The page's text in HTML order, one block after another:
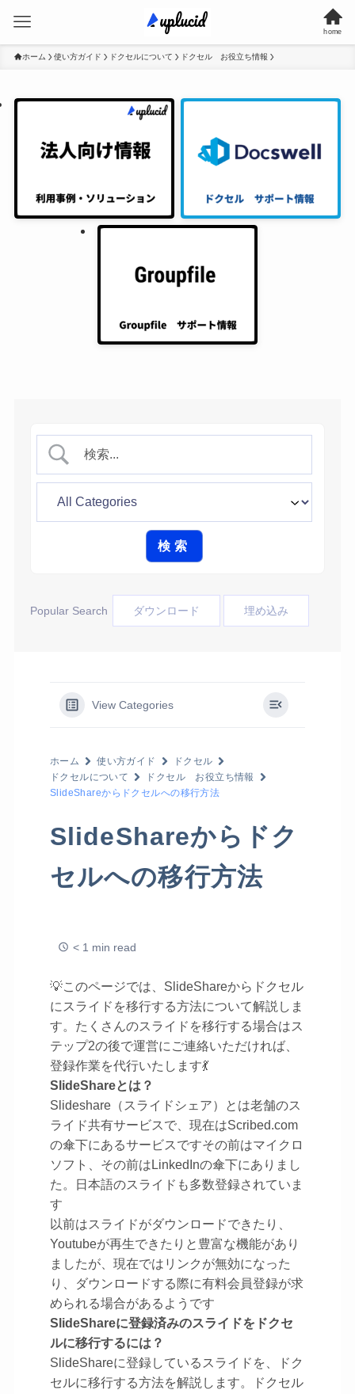
home
ホーム 使い方ガイド ドクセルについて ドクセル お役立ち情報
Popular Search ダウンロード 埋め込み
View Categories
ホーム 使い方ガイド
ドクセル
ドクセルについて
ドクセル お役立ち情報
SlideShareからドクセルへの移行方法
SlideShareからドク
セルへの移行方法
< 1 min read
💡このページでは、SlideShareからドクセル
にスライドを移行する方法について解説しま
す。たくさんのスライドを移行する場合はス
テップ2の後で運営にご連絡いただければ、
登録作業を代行いたします💃
SlideShareとは？
Slideshare（スライドシェア）とは老舗のス
ライド共有サービスで、現在はScribed.com
の傘下にあるサービスですその前はマイクロ
ソフト、その前はLinkedInの傘下にありまし
た。日本語のスライドも多数登録されていま
す
以前はスライドがダウンロードできたり、
Youtubeが再生できたりと豊富な機能があり
ましたが、現在ではリンクが無効になった
り、ダウンロードする際に有料会員登録が求
められる場合があるようです
SlideShareに登録済みのスライドをドクセ
ルに移行するには？
SlideShareに登録しているスライドを、ドク
セルに移行する方法を解説します。ドクセル